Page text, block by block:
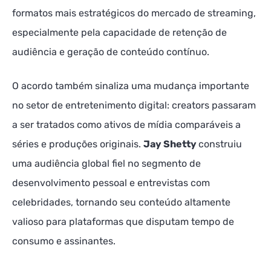
formatos mais estratégicos do mercado de streaming,
especialmente pela capacidade de retenção de
audiência e geração de conteúdo contínuo.
O acordo também sinaliza uma mudança importante
no setor de entretenimento digital: creators passaram
a ser tratados como ativos de mídia comparáveis a
séries e produções originais. Jay Shettyconstruiu
uma audiência global fiel no segmento de
desenvolvimento pessoal e entrevistas com
celebridades, tornando seu conteúdo altamente
valioso para plataformas que disputam tempo de
consumo e assinantes.